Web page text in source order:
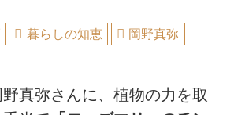
暮らしの知恵 岡野真弥
真弥さんに、植物の力を取